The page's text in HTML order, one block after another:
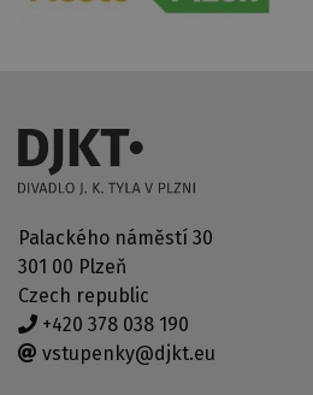
Palackého náměstí 30
301 00 Plzeň
Czech republic
+420 378 038 190
vstupenky@djkt.eu